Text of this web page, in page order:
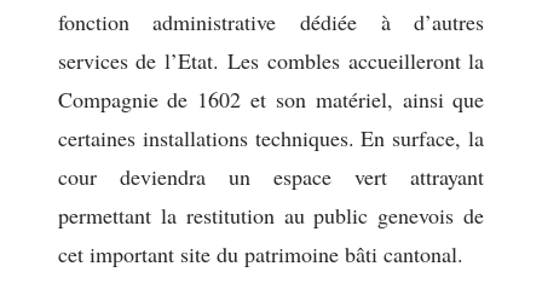
fonction administrative dédiée à d’autres
services de l’Etat. Les combles accueilleront la
Compagnie de 1602 et son matériel, ainsi que
certaines installations techniques. En surface, la
cour deviendra un espace vert attrayant
permettant la restitution au public genevois de
cet important site du patrimoine bâti cantonal.